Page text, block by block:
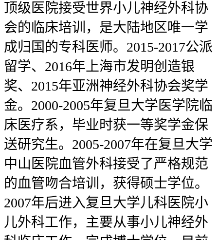
顶级医院接受世界小儿神经外科协
会的临床培训，是大陆地区唯一学
成归国的专科医师。2015-2017公派
留学、2016年上海市发明创造银
奖、2015年亚洲神经外科协会奖学
金。2000-2005年复旦大学医学院临
床医疗系，毕业时获一等奖学金保
送研究生。2005-2007年在复旦大学
中山医院血管外科接受了严格规范
的血管吻合培训，获得硕士学位。
2007年后进入复旦大学儿科医院小
儿外科工作，主要从事小儿神经外